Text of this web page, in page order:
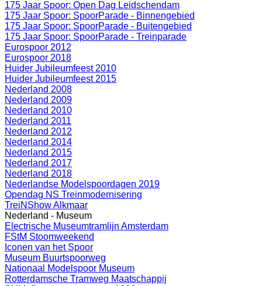
175 Jaar Spoor: Open Dag Leidschendam
175 Jaar Spoor: SpoorParade - Binnengebied
175 Jaar Spoor: SpoorParade - Buitengebied
175 Jaar Spoor: SpoorParade - Treinparade
Eurospoor 2012
Eurospoor 2018
Huider Jubileumfeest 2010
Huider Jubileumfeest 2015
Nederland 2008
Nederland 2009
Nederland 2010
Nederland 2011
Nederland 2012
Nederland 2014
Nederland 2015
Nederland 2017
Nederland 2018
Nederlandse Modelspoordagen 2019
Opendag NS Treinmodernisering
TreiNShow Alkmaar
Nederland - Museum
Electrische Museumtramlijn Amsterdam
FStM Stoomweekend
Iconen van het Spoor
Museum Buurtspoorweg
Nationaal Modelspoor Museum
Rotterdamsche Tramweg Maatschappij